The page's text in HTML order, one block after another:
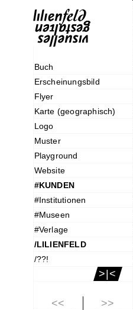
Buch
Erscheinungsbild
Flyer
Karte (geographisch)
Logo
Muster
Playground
Website
#KUNDEN
#Institutionen
#Museen
#Verlage
/LILIENFELD
/??!
>|<
<<
>>